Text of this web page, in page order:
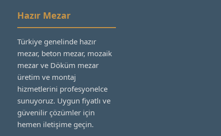
Hazır Mezar
Türkiye genelinde hazır
mezar, beton mezar, mozaik
mezar ve Döküm mezar
üretim ve montaj
hizmetlerini profesyonelce
sunuyoruz. Uygun fiyatlı ve
güvenilir çözümler için
hemen iletişime geçin.